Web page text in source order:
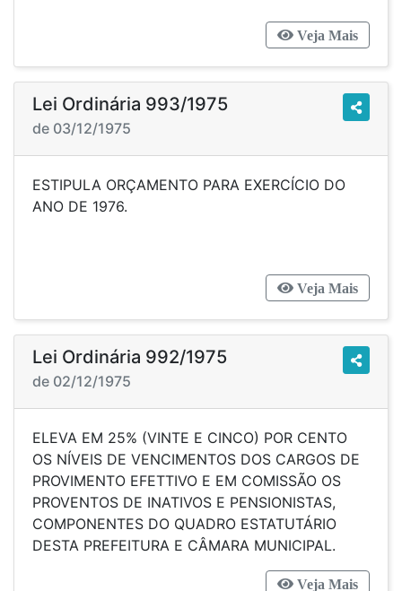
Veja Mais
Lei Ordinária 993/1975
de 03/12/1975
ESTIPULA ORÇAMENTO PARA EXERCÍCIO DO
ANO DE 1976.
Veja Mais
Lei Ordinária 992/1975
de 02/12/1975
ELEVA EM 25% (VINTE E CINCO) POR CENTO
OS NÍVEIS DE VENCIMENTOS DOS CARGOS DE
PROVIMENTO EFETTIVO E EM COMISSÃO OS
PROVENTOS DE INATIVOS E PENSIONISTAS,
COMPONENTES DO QUADRO ESTATUTÁRIO
DESTA PREFEITURA E CÂMARA MUNICIPAL.
Veja Mais